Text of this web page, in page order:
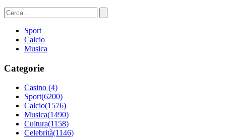
Sport
Calcio
Musica
Categorie
Casino (4)
Sport(6200)
Calcio(1576)
Musica(1490)
Cultura(1158)
Celebrità(1146)